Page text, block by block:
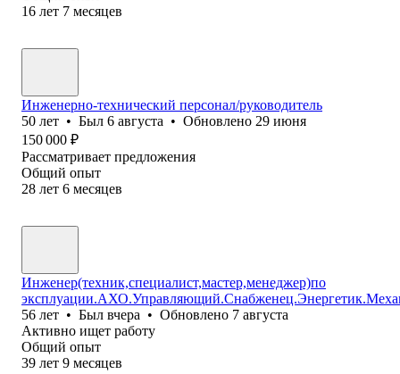
16 лет 7 месяцев
Инженерно-технический персонал/руководитель
50 лет • Был 6 августа • Обновлено 29 июня
150 000 ₽
Рассматривает предложения
Общий опыт
28 лет 6 месяцев
Инженер(техник,специалист,мастер,менеджер)по
56 лет • Был вчера • Обновлено 7 августа
Активно ищет работу
Общий опыт
39 лет 9 месяцев